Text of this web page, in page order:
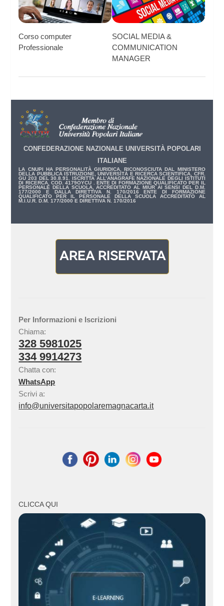
Corso computer
Professionale
SOCIAL MEDIA &
COMMUNICATION
MANAGER
CONFEDERAZIONE NAZIONALE UNIVERSITÀ POPOLARI
ITALIANE
LA CNUPI HA PERSONALITÀ GIURIDICA, RICONOSCIUTA DAL MINISTERO
DELLA PUBBLICA ISTRUZIONE, UNIVERSITÀ E RICERCA SCIENTIFICA, CFR.
GU 203 DEL 30.8.91. ISCRITTA ALL’ANAGRAFE NAZIONALE DEGLI ISTITUTI
DI RICERCA, COD. 4179OYCU . ENTE DI FORMAZIONE QUALIFICATO PER IL
PERSONALE DELLA SCUOLA, ACCREDITATO AL MIUR AI SENSI DEL D.M.
177/2000 E DALLA DIRETTIVA N. 170/2016 ENTE DI FORMAZIONE
QUALIFICATO PER IL PERSONALE DELLA SCUOLA ACCREDITATO AL
M.I.U.R. D.M. 177/2000 E DIRETTIVA N. 170/2016
Per Informazioni e Iscrizioni
Chiama:
328 5981025
334 9914273
Chatta con:
WhatsApp
Scrivi a:
info@universitapopolaremagnacarta.it
CLICCA QUI